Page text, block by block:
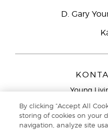
D. Gary
Young
9727
By clicking “Accept All
storing of cookies on your
navigation, analyze site